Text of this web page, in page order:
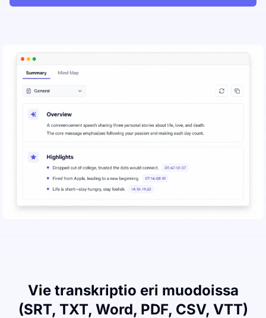
Vie transkriptio eri muodoissa
(SRT, TXT, Word, PDF, CSV, VTT)